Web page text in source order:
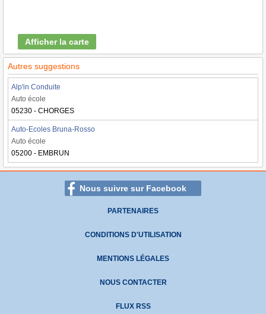
Afficher la carte
Autres suggestions
Alp'in Conduite
Auto école
05230 - CHORGES
Auto-Ecoles Bruna-Rosso
Auto école
05200 - EMBRUN
Nous suivre sur Facebook
PARTENAIRES
CONDITIONS D'UTILISATION
MENTIONS LÉGALES
NOUS CONTACTER
FLUX RSS